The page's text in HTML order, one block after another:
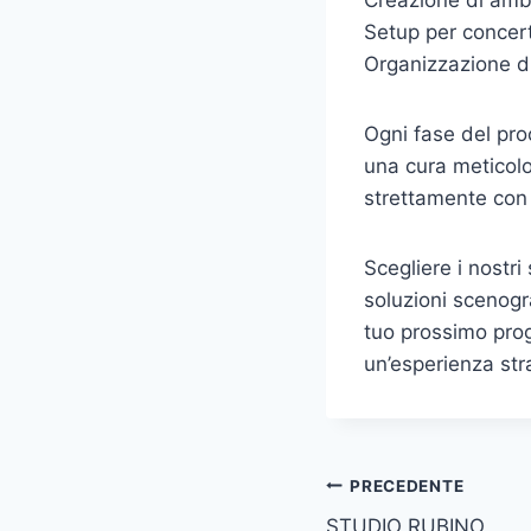
Setup per
Organizzazione
Ogni fase del
una cura
strettamente
Scegliere i
soluzioni
tuo prossimo
un’esperienza
Navigazione
PRECEDENTE